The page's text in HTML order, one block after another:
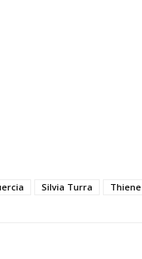
Silvia Turra Thiene